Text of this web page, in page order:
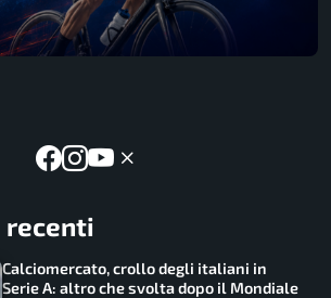
Calciomercato, crollo degli italiani in
Serie A: altro che svolta dopo il Mondiale